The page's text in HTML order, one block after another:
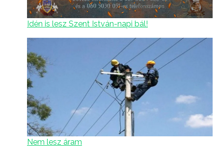
Idén is lesz Szent István-napi bál!
Nem lesz áram